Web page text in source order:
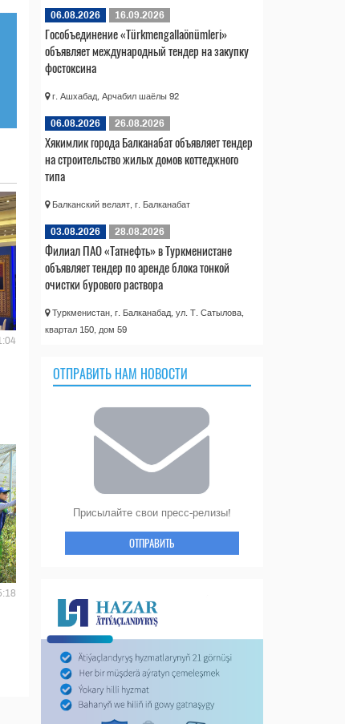
06.08.2026 16.09.2026
Гособъединение «Türkmengallaönümleri»
объявляет международный тендер на закупку
фостоксина
г. Ашхабад, Арчабил шаёлы 92
06.08.2026 26.08.2026
Хякимлик города Балканабат объявляет тендер
на строительство жилых домов коттеджного
типа
Балканский велаят, г. Балканабат
03.08.2026 28.08.2026
Филиал ПАО «Татнефть» в Туркменистане
объявляет тендер по аренде блока тонкой
очистки бурового раствора
Туркменистан, г. Балканабад, ул. Т. Сатылова,
квартал 150, дом 59
ОТПРАВИТЬ НАМ НОВОСТИ
Присылайте свои пресс-релизы!
ОТПРАВИТЬ